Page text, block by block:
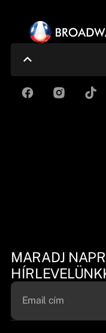
MARADJ